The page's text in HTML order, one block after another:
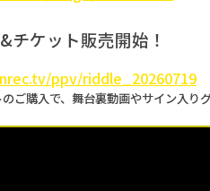
チケット販売開始！
ppv/riddle_20260719
ご購入で、舞台裏動画やサイン入り